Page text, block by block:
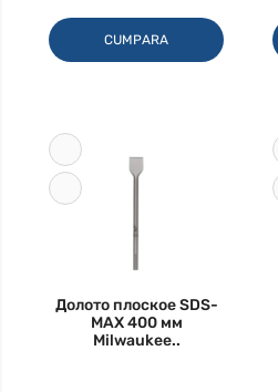
CUMPARA
Долото плоское SDS-
MAX 400 мм
Milwaukee..